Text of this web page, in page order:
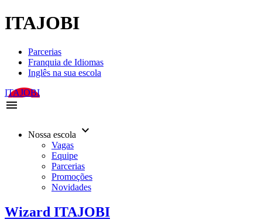
ITAJOBI
Parcerias
Franquia de Idiomas
Inglês na sua escola
ITAJOBI
menu
Nossa escola keyboard_arrow_down
Vagas
Equipe
Parcerias
Promoções
Novidades
Wizard ITAJOBI